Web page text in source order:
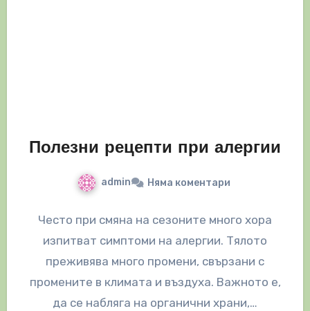
Полезни рецепти при алергии
admin Няма коментари
Често при смяна на сезоните много хора
изпитват симптоми на алергии. Тялото
преживява много промени, свързани с
промените в климата и въздуха. Важното е,
да се набляга на органични храни,…